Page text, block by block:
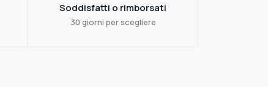
Soddisfatti o rimborsati
30 giorni per scegliere